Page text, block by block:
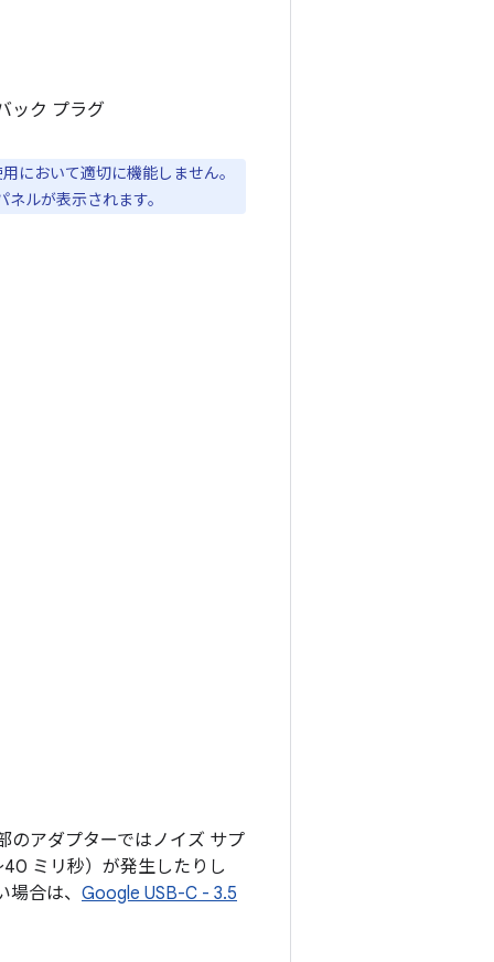
ック プラグ
において適切に機能しません。
ルが表示されます。
のアダプターではノイズ サプ
ミリ秒）が発生したりし
合は、 Google USB-C - 3.5